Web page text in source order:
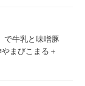
で牛乳と味噌豚
まびこまる＋